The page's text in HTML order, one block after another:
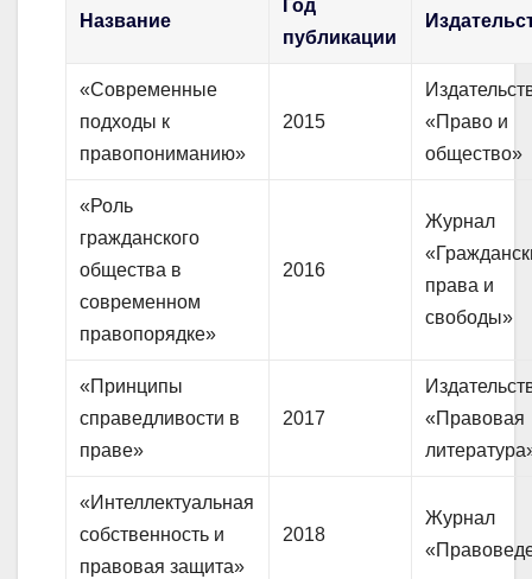
Название
Год
публикации
«Современные
подходы к
правопониманию»
2015
«Право и
общество»
«Роль
гражданского
общества в
современном
правопорядке»
2016
Журнал
права и
свободы»
«Принципы
справедливости в
праве»
2017
«Правовая
«Интеллектуальная
собственность и
правовая защита»
2018
Журнал